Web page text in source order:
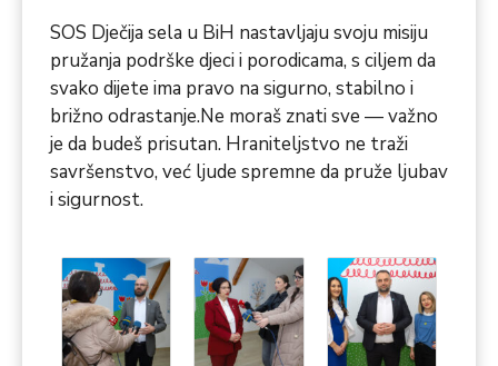
SOS Dječija sela u BiH nastavljaju svoju misiju
pružanja podrške djeci i porodicama, s ciljem da
svako dijete ima pravo na sigurno, stabilno i
brižno odrastanje.Ne moraš znati sve — važno
je da budeš prisutan. Hraniteljstvo ne traži
savršenstvo, već ljude spremne da pruže ljubav
i sigurnost.